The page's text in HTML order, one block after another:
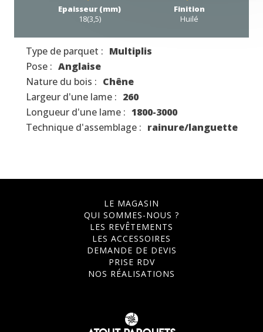
Epaisseur (mm)
18(3,5)
Finition
Huilé
Type de parquet : Multiplis
Pose : Anglaise
Nature du bois : Chêne
Largeur d'une lame : 260
Longueur d'une lame : 1800-3000
Technique d'assemblage : rainure/languette
LE MAGASIN
QUI SOMMES-NOUS ?
LES REVÊTEMENTS
LES ACCESSOIRES
DEMANDE DE DEVIS
PRISE RDV
NOS RÉALISATIONS